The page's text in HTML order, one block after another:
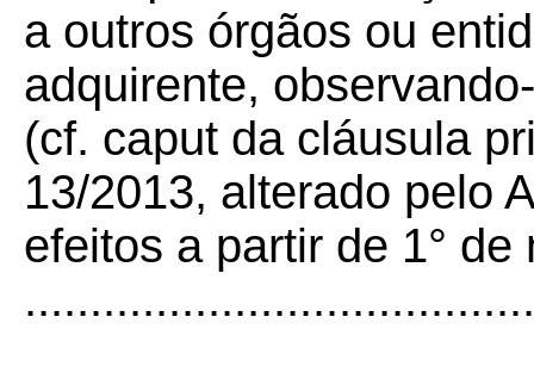
a outros órgãos ou
adquirente,
(cf. caput da cláusula
13/2013, alterado pelo
efeitos a partir de 1° de